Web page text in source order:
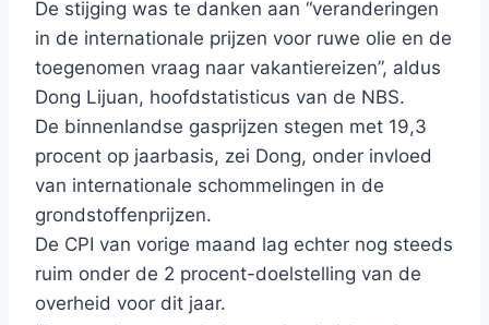
De stijging was te danken aan “veranderingen
in de internationale prijzen voor ruwe olie en de
toegenomen vraag naar vakantiereizen”, aldus
Dong Lijuan, hoofdstatisticus van de NBS.
De binnenlandse gasprijzen stegen met 19,3
procent op jaarbasis, zei Dong, onder invloed
van internationale schommelingen in de
grondstoffenprijzen.
De CPI van vorige maand lag echter nog steeds
ruim onder de 2 procent-doelstelling van de
overheid voor dit jaar.